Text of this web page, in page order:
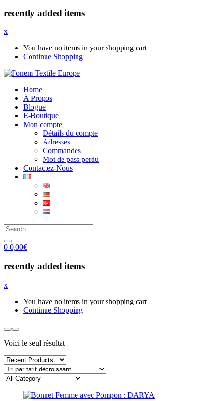
recently added items
x
You have no items in your shopping cart
Continue Shopping
Home
À Propos
Blogue
E-Boutique
Mon compte
Détails du compte
Adresses
Commandes
Mot de pass perdu
Contactez-Nous
0 0,00€
recently added items
x
You have no items in your shopping cart
Continue Shopping
Voici le seul résultat